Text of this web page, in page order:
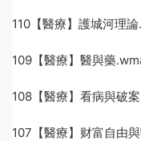
110【醫療】護城河理
109【醫療】醫與藥
108【醫療】看病與破
107【醫療】财富自由